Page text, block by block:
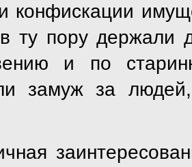
конфискации
ту пору держали
и по
замуж за